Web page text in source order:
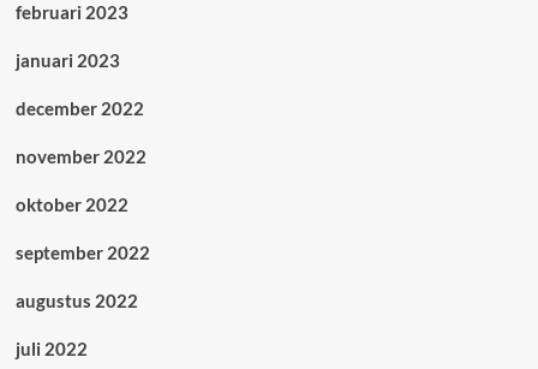
februari 2023
januari 2023
december 2022
november 2022
oktober 2022
september 2022
augustus 2022
juli 2022